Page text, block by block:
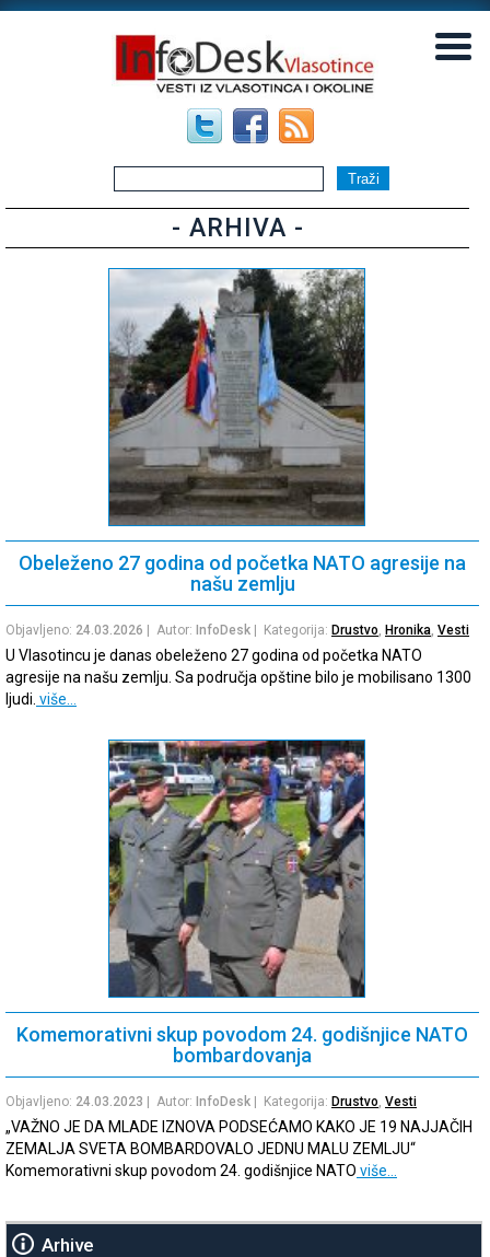
- ARHIVA -
Obeleženo 27 godina od početka NATO agresije na
našu zemlju
Objavljeno: 24.03.2026 | Autor: InfoDesk | Kategorija: Drustvo, Hronika, Vesti
U Vlasotincu je danas obeleženo 27 godina od početka NATO
agresije na našu zemlju. Sa područja opštine bilo je mobilisano 1300
ljudi. više…
Komemorativni skup povodom 24. godišnjice NATO
bombardovanja
Objavljeno: 24.03.2023 | Autor: InfoDesk | Kategorija: Drustvo, Vesti
„VAŽNO JE DA MLADE IZNOVA PODSEĆAMO KAKO JE 19 NAJJAČIH
ZEMALJA SVETA BOMBARDOVALO JEDNU MALU ZEMLJU“
Komemorativni skup povodom 24. godišnjice NATO više…
Arhive